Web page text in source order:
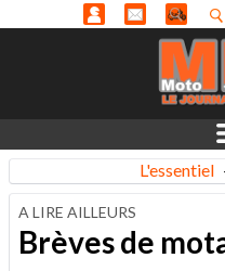
L'essentiel
A LIRE AILLEURS
Brèves de